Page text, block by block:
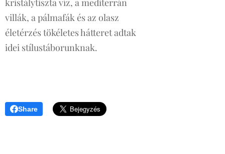
villák, a pálmafák és az olasz
életérzés tökéletes hátteret adtak
idei stílustáborunknak.
Share